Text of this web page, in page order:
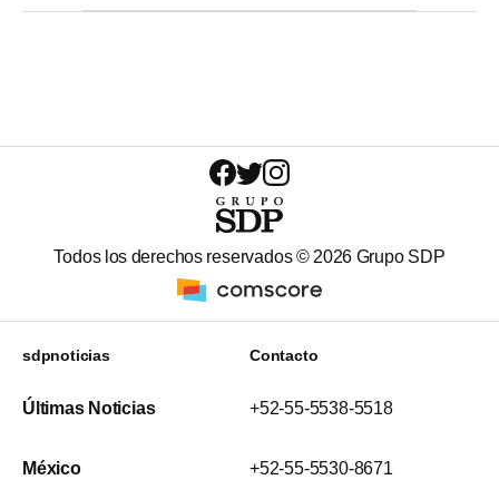
Todos los derechos reservados © 2026 Grupo SDP
sdpnoticias
Últimas Noticias
México
Contacto
+52-55-5538-5518
+52-55-5530-8671